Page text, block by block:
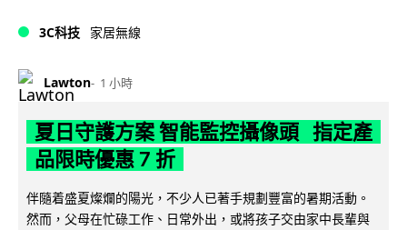
3C科技 家居無線
Lawton 1 小時
夏日守護方案 智能監控攝像頭 指定產
品限時優惠 7 折
伴隨着盛夏燦爛的陽光，不少人已著手規劃豐富的暑期活動。
然而，父母在忙碌工作、日常外出，或將孩子交由家中長輩與